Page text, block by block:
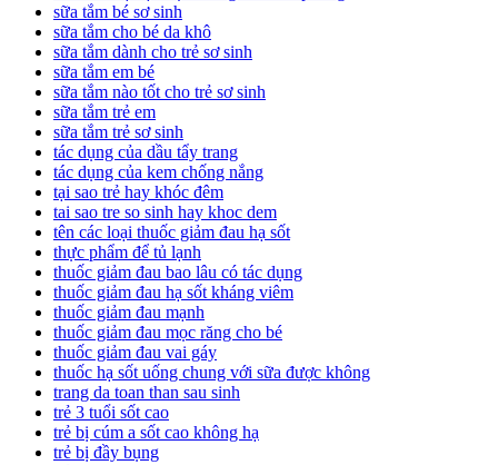
sữa tắm bé sơ sinh
sữa tắm cho bé da khô
sữa tắm dành cho trẻ sơ sinh
sữa tắm em bé
sữa tắm nào tốt cho trẻ sơ sinh
sữa tắm trẻ em
sữa tắm trẻ sơ sinh
tác dụng của dầu tẩy trang
tác dụng của kem chống nắng
tại sao trẻ hay khóc đêm
tai sao tre so sinh hay khoc dem
tên các loại thuốc giảm đau hạ sốt
thực phẩm để tủ lạnh
thuốc giảm đau bao lâu có tác dụng
thuốc giảm đau hạ sốt kháng viêm
thuốc giảm đau mạnh
thuốc giảm đau mọc răng cho bé
thuốc giảm đau vai gáy
thuốc hạ sốt uống chung với sữa được không
trang da toan than sau sinh
trẻ 3 tuổi sốt cao
trẻ bị cúm a sốt cao không hạ
trẻ bị đầy bụng